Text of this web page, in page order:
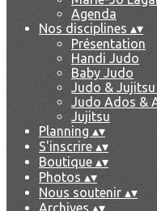
Agenda
Nos disciplines ▴▾
Présentation
Handi Judo
Baby Judo
Judo &
Judo Ados &
Jujitsu
Planning ▴▾
S'inscrire ▴▾
Boutique ▴▾
Photos ▴▾
Nous soutenir ▴▾
Archives ▴▾